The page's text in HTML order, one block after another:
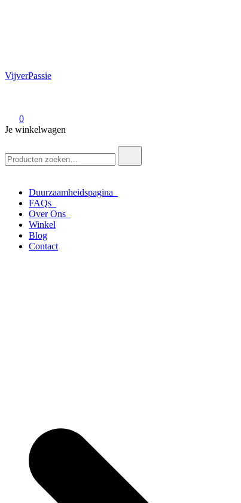
VijverPassie
0
Je winkelwagen
naar:
Duurzaamheidspagina
FAQs
Over Ons
Winkel
Blog
Contact